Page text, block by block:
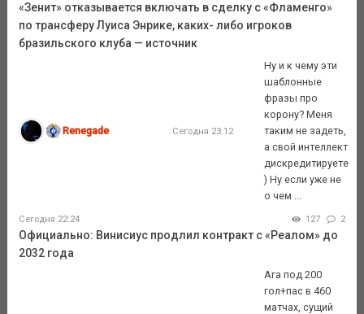
«Зенит» отказывается включать в сделку с «Фламенго»
по трансферу Луиса Энрике, каких- либо игроков
бразильского клуба — источник
Renegade Сегодня 23:12
Ну и к чему эти
шаблонные
фразы про
корону? Меня
таким не задеть,
а свой интеллект
дискредитируете
) Ну если уже не
о чем ...
Сегодня 22:24 127 2
Официально: Винисиус продлил контракт с «Реалом» до
2032 года
Ага под 200
гол+пас в 460
матчах, сущий